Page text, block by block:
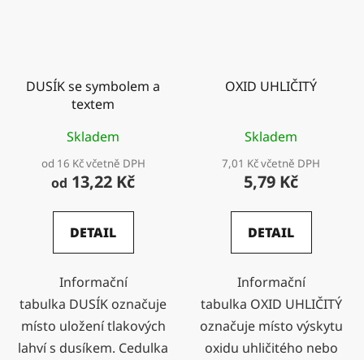
DUSÍK se symbolem a
textem
Skladem
od 16 Kč včetně DPH
od 13,22 Kč
DETAIL
Informační
tabulka DUSÍK označuje
místo uložení tlakových
lahví s dusíkem. Cedulka
OXID UHLIČITÝ
Skladem
7,01 Kč včetně DPH
5,79 Kč
DETAIL
Informační
tabulka OXID UHLIČITÝ
označuje místo výskytu
oxidu uhličitého nebo